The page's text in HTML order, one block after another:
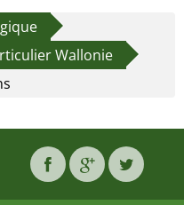
Wallonie